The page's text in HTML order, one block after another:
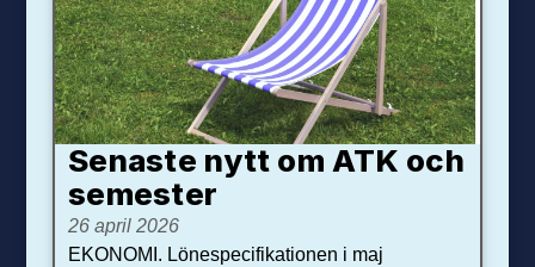
Senaste nytt om ATK och
se­mester
26 april 2026
EKONOMI. Lönespecifikationen i maj